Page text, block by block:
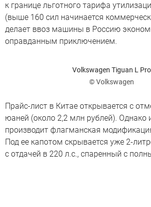
к границе льготного тарифа
(выше 160 сил начинается
делает ввоз машины в Россию
оправданным приключением.
Volkswagen Tiguan L Pro
© Volkswagen
Прайс-лист в Китае открывается с
юаней (около 2,2 млн рублей). Однако
производит флагманская
Под ее капотом скрывается уже 2-
с отдачей в 220 л.с., спаренный с